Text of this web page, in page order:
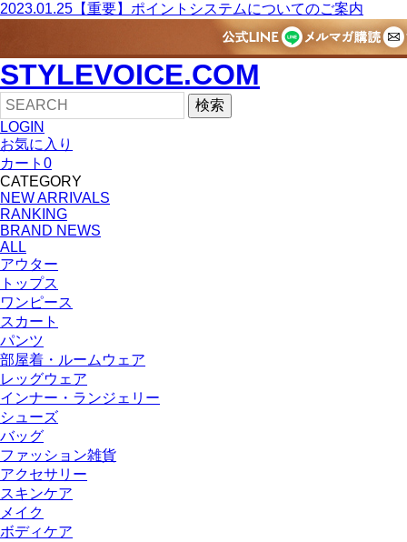
2023.01.25 【重要】ポイントシステムについてのご案内
STYLEVOICE.COM
検索
LOGIN
お気に入り
カート 0
CATEGORY
NEW ARRIVALS
RANKING
BRAND NEWS
ALL
アウター
トップス
ワンピース
スカート
パンツ
部屋着・ルームウェア
レッグウェア
インナー・ランジェリー
シューズ
バッグ
ファッション雑貨
アクセサリー
スキンケア
メイク
ボディケア